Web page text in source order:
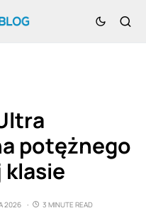
potężnego
klasie
2026
3 MINUTE READ